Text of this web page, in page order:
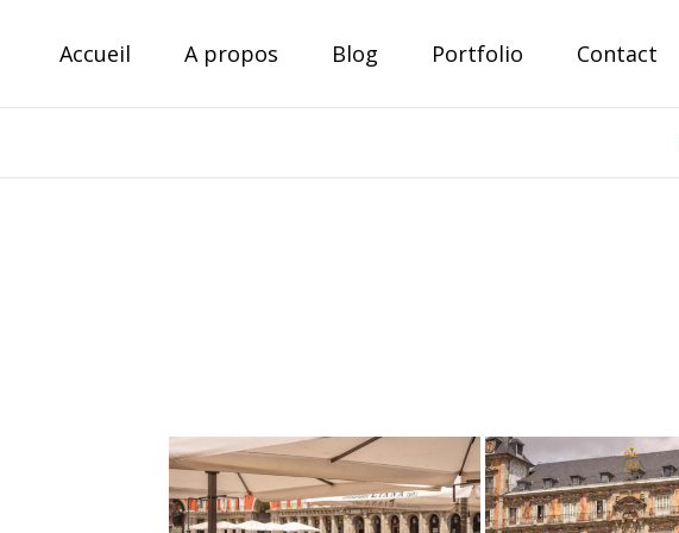
Accueil A propos Blog Portfolio Contact
Theo Derenne